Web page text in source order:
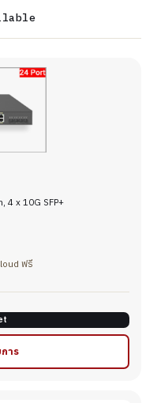
4 x 10G SFP+
ฟรี
าร